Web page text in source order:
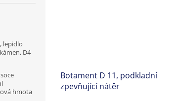
lepidlo
D4
hmota
Botament D 11, podkladní
zpevňující nátěr